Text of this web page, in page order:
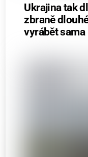
Ukrajina tak
zbraně
vyrábět sama